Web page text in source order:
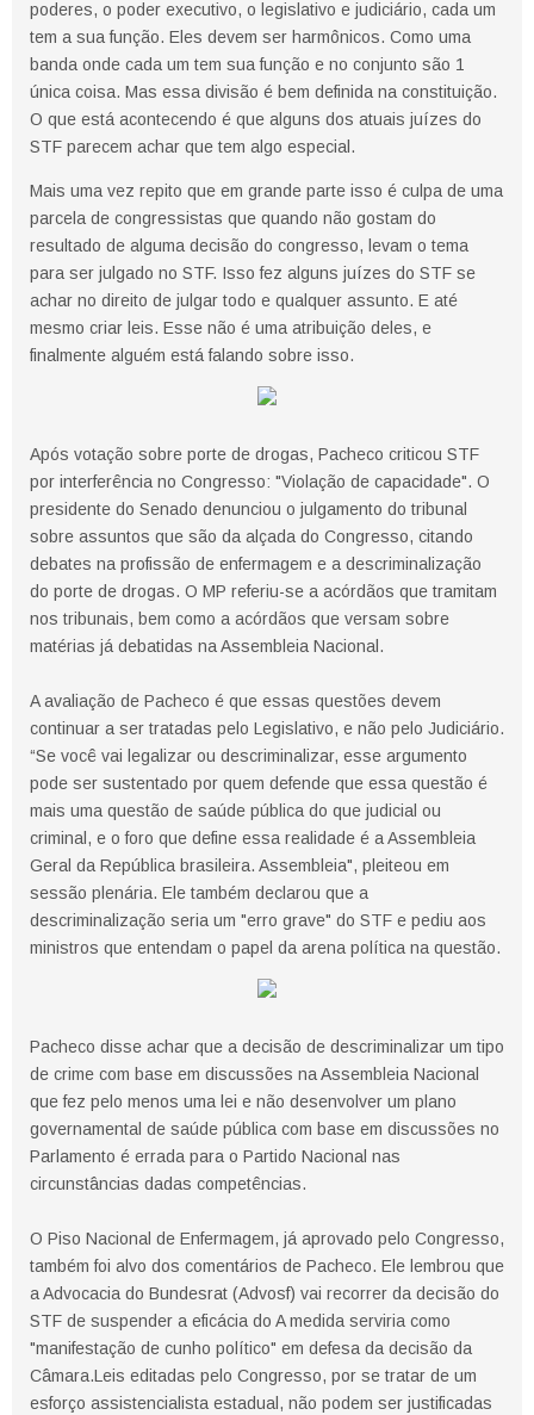
poderes, o poder executivo, o legislativo e judiciário, cada um
tem a sua função. Eles devem ser harmônicos. Como uma
banda onde cada um tem sua função e no conjunto são 1
única coisa. Mas essa divisão é bem definida na constituição.
O que está acontecendo é que alguns dos atuais juízes do
STF parecem achar que tem algo especial.
Mais uma vez repito que em grande parte isso é culpa de uma
parcela de congressistas que quando não gostam do
resultado de alguma decisão do congresso, levam o tema
para ser julgado no STF. Isso fez alguns juízes do STF se
achar no direito de julgar todo e qualquer assunto. E até
mesmo criar leis. Esse não é uma atribuição deles, e
finalmente alguém está falando sobre isso.
Após votação sobre porte de drogas, Pacheco criticou STF
por interferência no Congresso: "Violação de capacidade". O
presidente do Senado denunciou o julgamento do tribunal
sobre assuntos que são da alçada do Congresso, citando
debates na profissão de enfermagem e a descriminalização
do porte de drogas. O MP referiu-se a acórdãos que tramitam
nos tribunais, bem como a acórdãos que versam sobre
matérias já debatidas na Assembleia Nacional.
A avaliação de Pacheco é que essas questões devem
continuar a ser tratadas pelo Legislativo, e não pelo Judiciário.
“Se você vai legalizar ou descriminalizar, esse argumento
pode ser sustentado por quem defende que essa questão é
mais uma questão de saúde pública do que judicial ou
criminal, e o foro que define essa realidade é a Assembleia
Geral da República brasileira. Assembleia", pleiteou em
sessão plenária. Ele também declarou que a
descriminalização seria um "erro grave" do STF e pediu aos
ministros que entendam o papel da arena política na questão.
Pacheco disse achar que a decisão de descriminalizar um tipo
de crime com base em discussões na Assembleia Nacional
que fez pelo menos uma lei e não desenvolver um plano
governamental de saúde pública com base em discussões no
Parlamento é errada para o Partido Nacional nas
circunstâncias dadas competências.
O Piso Nacional de Enfermagem, já aprovado pelo Congresso,
também foi alvo dos comentários de Pacheco. Ele lembrou que
a Advocacia do Bundesrat (Advosf) vai recorrer da decisão do
STF de suspender a eficácia do A medida serviria como
"manifestação de cunho político" em defesa da decisão da
Câmara.Leis editadas pelo Congresso, por se tratar de um
esforço assistencialista estadual, não podem ser justificadas